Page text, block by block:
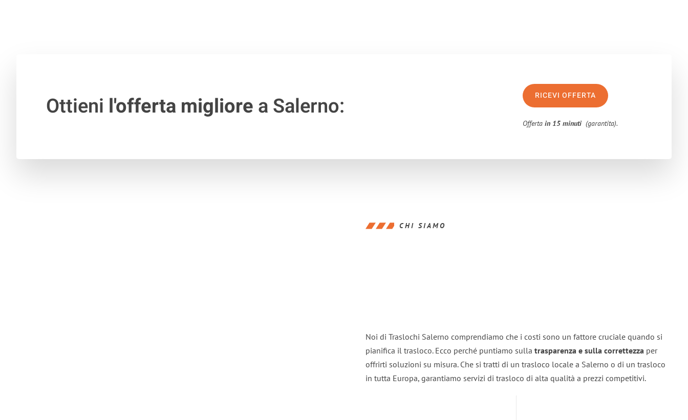
Ottieni l'offerta migliorea Salerno: RICEVI OFFERTA
Offertain 15 minuti (garantita).
CHI SIAMO
Noi di Traslochi Salerno comprendiamo che i costi sono un fattore cruciale quando si
pianifica il trasloco. Ecco perché puntiamo sulla trasparenza e sulla correttezza per
offrirti soluzioni su misura. Che si tratti di un trasloco locale a Salerno o di un trasloco
in tutta Europa, garantiamo servizi di trasloco di alta qualità a prezzi competitivi.